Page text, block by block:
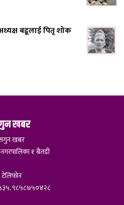
बडूलाई पितृ शोक
खबर
खबर
१ बैतडी
टेलिफोन
९८५८७५०४२८